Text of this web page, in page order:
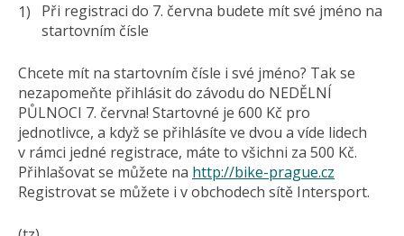
Při registraci do 7. června budete mít své jméno na
startovním čísle
Chcete mít na startovním čísle i své jméno? Tak se
nezapomeňte přihlásit do závodu do NEDĚLNÍ
PŮLNOCI 7. června! Startovné je 600 Kč pro
jednotlivce, a když se přihlásíte ve dvou a víde lidech
v rámci jedné registrace, máte to všichni za 500 Kč.
Přihlašovat se můžete na http://bike-prague.cz
Registrovat se můžete i v obchodech sítě Intersport.